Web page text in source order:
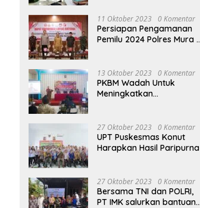
Perubahan 2023
11 Oktober 2023 0 Komentar
Persiapan Pengamanan
Pemilu 2024 Polres Mura
13 Oktober 2023 0 Komentar
PKBM Wadah Untuk
Meningkatkan
Dalam Bidang Ekonomi
27 Oktober 2023 0 Komentar
UPT Puskesmas Konut
Harapkan Hasil Paripurna
27 Oktober 2023 0 Komentar
Bersama TNI dan POLRI,
PT IMK salurkan bantuan